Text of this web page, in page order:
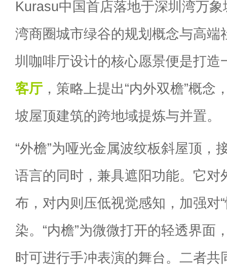
Kurasu中国首店落地于深圳湾万
湾商圈城市绿谷的规划概念与高端
圳咖啡厅设计的核心愿景便是打造
客厅 ，策略上提出“内外双檐”概念
坡屋顶建筑的跨地域提炼与并置。
“外檐”为哑光金属波纹板斜屋顶，
语言的同时，兼具遮阳功能。它对
布，对内则压低视觉感知，加强对
染。“内檐”为微微打开的轻透界面
时可进行手冲表演的舞台。二者共